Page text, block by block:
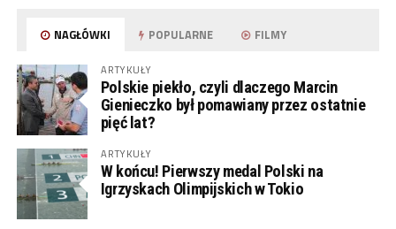
NAGŁÓWKI POPULARNE FILMY
ARTYKUŁY
Polskie piekło, czyli dlaczego Marcin
Gienieczko był pomawiany przez ostatnie
pięć lat?
ARTYKUŁY
W końcu! Pierwszy medal Polski na
Igrzyskach Olimpijskich w Tokio